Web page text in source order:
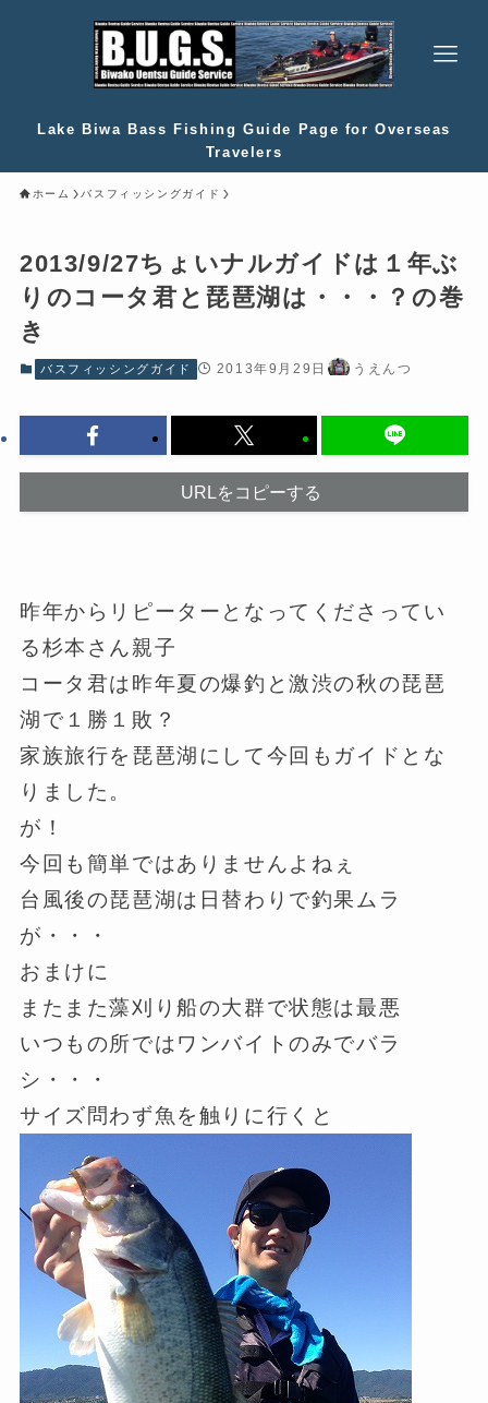
Lake Biwa Bass Fishing Guide Page for Overseas
Travelers
ホーム バスフィッシングガイド
2013/9/27ちょいナルガイドは１年ぶ
りのコータ君と琵琶湖は・・・？の巻
き
バスフィッシングガイド 2013年9月29日 うえんつ
URLをコピーする
昨年からリピーターとなってくださってい
る杉本さん親子
コータ君は昨年夏の爆釣と激渋の秋の琵琶
湖で１勝１敗？
家族旅行を琵琶湖にして今回もガイドとな
りました。
が！
今回も簡単ではありませんよねぇ
台風後の琵琶湖は日替わりで釣果ムラ
が・・・
おまけに
またまた藻刈り船の大群で状態は最悪
いつもの所ではワンバイトのみでバラ
シ・・・
サイズ問わず魚を触りに行くと